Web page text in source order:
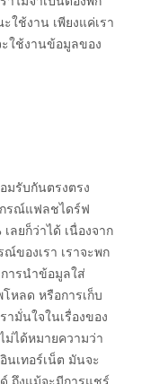
ช้งาน เพียงแค่เรา
ะใช้งานข้อมูลของ
มรับกันตรงตรง
กรณ์แฟลชไดร์ฟ
ลยก็ว่าได้ เนื่องจาก
ของเรา เราจะพก
ารนำข้อมูลใส่
หลด หรือการเก็บ
ามั่นใจในเรื่องของ
ได้หมายความว่า
นเทอร์เน็ต มันจะ